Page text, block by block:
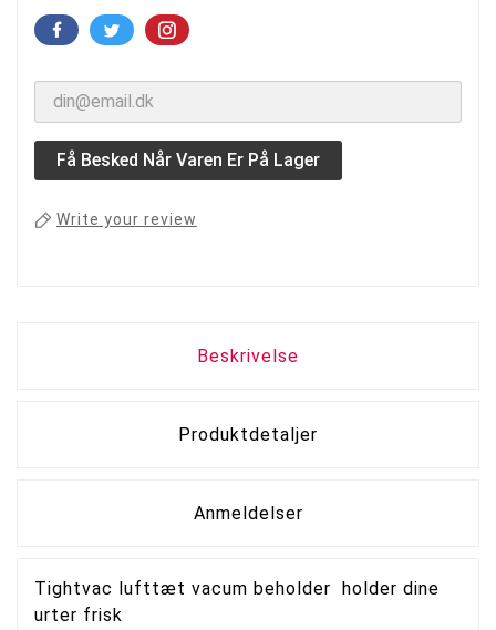
Få Besked Når Varen Er På Lager
Write your review
Beskrivelse
Produktdetaljer
Anmeldelser
Tightvac lufttæt vacum beholder holder dine
urter frisk